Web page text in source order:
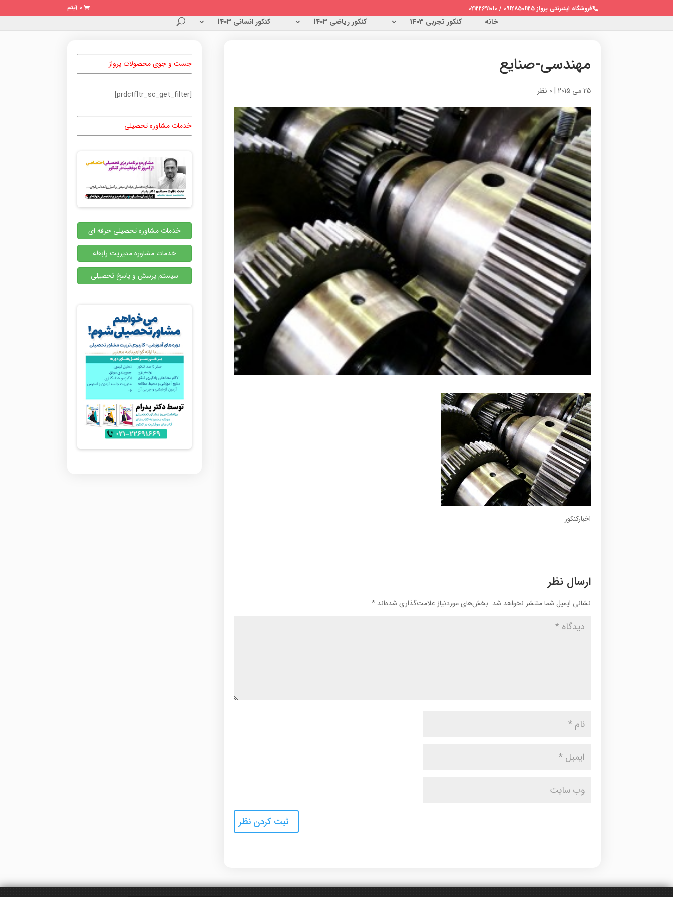
فروشگاه اینترنتی پرواز 09128501125 / 02122691010 0 آیتم
خانه کنکور تجربی 1403 کنکور ریاضی 1403 کنکور انسانی 1403
مهندسی-صنایع
25 می 2015 | 0 نظر
اخبارکنکور
ارسال نظر
نشانی ایمیل شما منتشر نخواهد شد. بخش‌های موردنیاز علامت‌گذاری شده‌اند*
جست و جوی محصولات پرواز
[prdctfltr_sc_get_filter]
خدمات مشاوره تحصیلی
خدمات مشاوره تحصیلی حرفه ای
خدمات مشاوره مدیریت رابطه
سیستم پرسش و پاسخ تحصیلی